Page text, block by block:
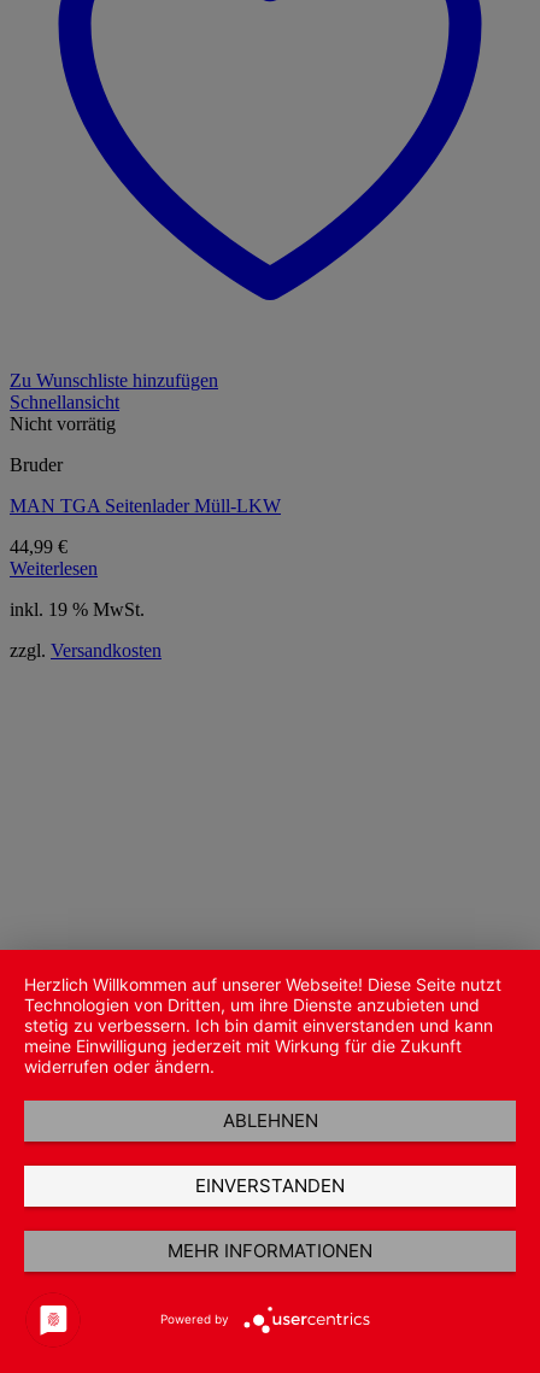
Zu Wunschliste hinzufügen
Schnellansicht
Nicht vorrätig
Bruder
MAN TGA Seitenlader Müll-LKW
44,99 €
Weiterlesen
inkl. 19 % MwSt.
zzgl. Versandkosten
Herzlich Willkommen auf unserer Webseite! Diese Seite nutzt
Technologien von Dritten, um ihre Dienste anzubieten und
stetig zu verbessern. Ich bin damit einverstanden und kann
meine Einwilligung jederzeit mit Wirkung für die Zukunft
widerrufen oder ändern.
ABLEHNEN
EINVERSTANDEN
MEHR INFORMATIONEN
Powered by